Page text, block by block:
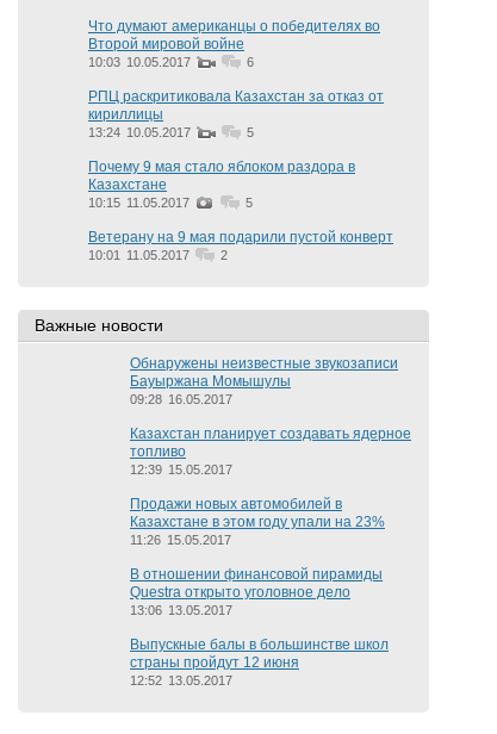
Что думают американцы о победителях во
Второй мировой войне
10:03 10.05.2017 6
РПЦ раскритиковала Казахстан за отказ от
кириллицы
13:24 10.05.2017 5
Почему 9 мая стало яблоком раздора в
Казахстане
10:15 11.05.2017 5
Ветерану на 9 мая подарили пустой конверт
10:01 11.05.2017 2
Важные новости
Обнаружены неизвестные звукозаписи
Бауыржана Момышулы
09:28 16.05.2017
Казахстан планирует создавать ядерное
топливо
12:39 15.05.2017
Продажи новых автомобилей в
Казахстане в этом году упали на 23%
11:26 15.05.2017
В отношении финансовой пирамиды
Questra открыто уголовное дело
13:06 13.05.2017
Выпускные балы в большинстве школ
страны пройдут 12 июня
12:52 13.05.2017